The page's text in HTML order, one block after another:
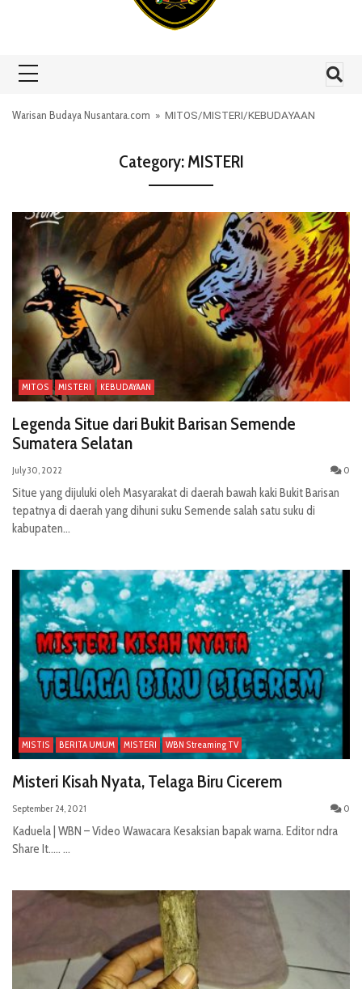
Warisan Budaya Nusantara.com » MITOS/MISTERI/KEBUDAYAAN
Category:MISTERI
MITOS MISTERI KEBUDAYAAN
Legenda Situe dari Bukit Barisan Semende
Sumatera Selatan
July 30, 2022 0
Situe yang dijuluki oleh Masyarakat di daerah bawah kaki Bukit Barisan
tepatnya di daerah yang dihuni suku Semende salah satu suku di
kabupaten...
MISTIS BERITA UMUM MISTERI WBN Streaming TV
Misteri Kisah Nyata, Telaga Biru Cicerem
September 24, 2021 0
Kaduela | WBN – Video Wawacara Kesaksian bapak warna. Editor ndra
Share It..... ...